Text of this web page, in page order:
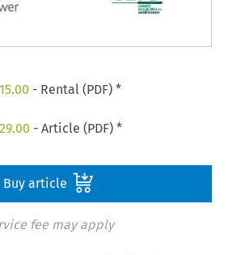
15.00 - Rental (PDF) *
29.00 - Article (PDF) *
Buy article
fee may apply